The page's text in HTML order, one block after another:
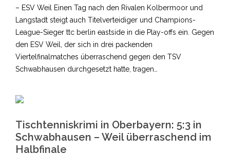
– ESV Weil Einen Tag nach den Rivalen Kolbermoor und
Langstadt steigt auch Titelverteidiger und Champions-
League-Sieger ttc berlin eastside in die Play-offs ein. Gegen
den ESV Weil, der sich in drei packenden
Viertelfinalmatches überraschend gegen den TSV
Schwabhausen durchgesetzt hatte, tragen…
Tischtenniskrimi in Oberbayern: 5:3 in
Schwabhausen – Weil überraschend im
Halbfinale